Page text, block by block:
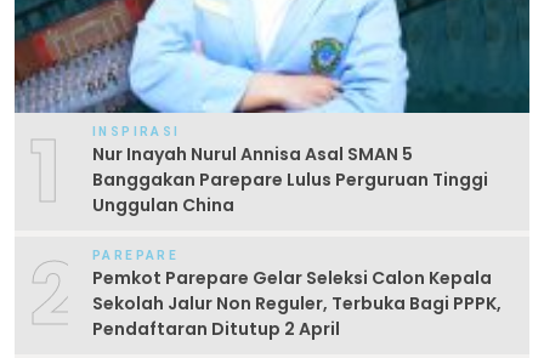
1 INSPIRASI
Nur Inayah Nurul Annisa Asal SMAN 5
Banggakan Parepare Lulus Perguruan Tinggi
Unggulan China
2 PAREPARE
Pemkot Parepare Gelar Seleksi Calon Kepala
Sekolah Jalur Non Reguler, Terbuka Bagi PPPK,
Pendaftaran Ditutup 2 April